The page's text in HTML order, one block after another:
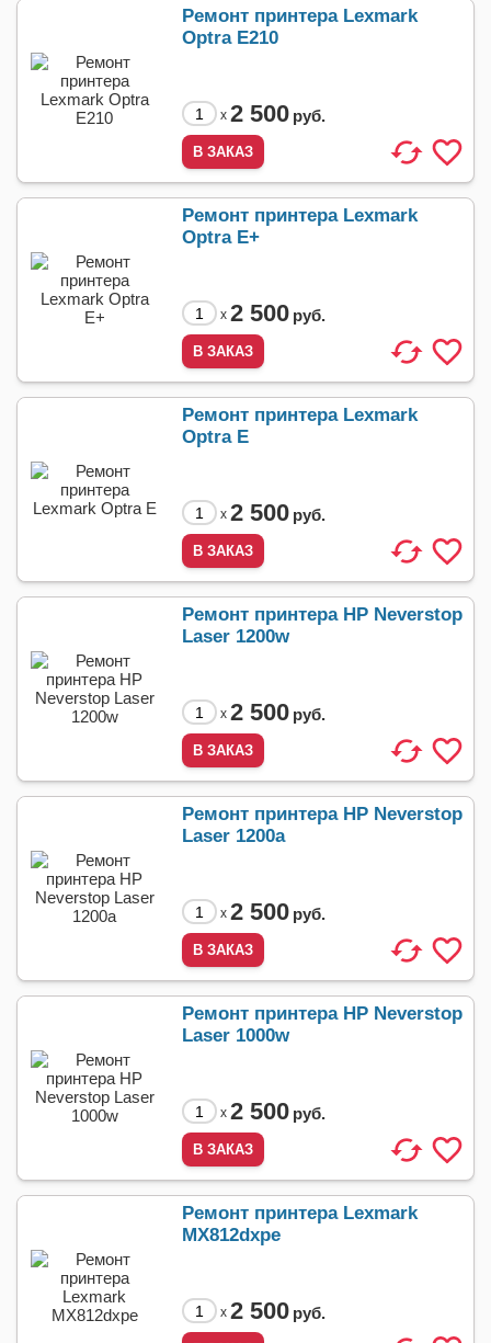
Ремонт принтера Lexmark
Optra E210
x 2 500 руб.
Ремонт принтера Lexmark
Optra E+
x 2 500 руб.
Ремонт принтера Lexmark
Optra E
x 2 500 руб.
Ремонт принтера HP Neverstop
Laser 1200w
x 2 500 руб.
Ремонт принтера HP Neverstop
Laser 1200a
x 2 500 руб.
Ремонт принтера HP Neverstop
Laser 1000w
x 2 500 руб.
Ремонт принтера Lexmark
MX812dxpe
x 2 500 руб.